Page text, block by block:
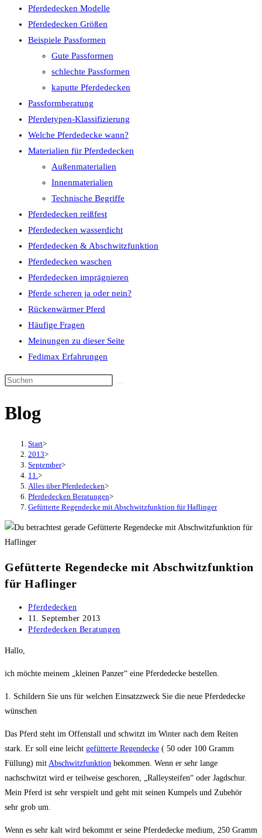
Pferdedecken Modelle
Pferdedecken Größen
Beispiele Passformen
Gute Passformen
schlechte Passformen
kaputte Pferdedecken
Passformberatung
Pferdetypen-Klassifizierung
Welche Pferdedecke wann?
Materialien für Pferdedecken
Außenmaterialien
Innenmaterialien
Technische Begriffe
Pferdedecken reißfest
Pferdedecken wasserdicht
Pferdedecken & Abschwitzfunktion
Pferdedecken waschen
Pferdedecken imprägnieren
Pferde scheren ja oder nein?
Rückenwärmer Pferd
Häufige Fragen
Meinungen zu dieser Seite
Fedimax Erfahrungen
Diese
durchsuchen
Blog
Start>
2013>
September>
11. >
Alles über Pferdedecken>
Pferdedecken Beratungen>
Gefütterte Regendecke mit Abschwitzfunktion für Haflinger
Gefütterte Regendecke mit Abschwitzfunktion
für Haflinger
Beitrags-
Autor:
Pferdedecken
Beitrag
veröffentlicht:
11. September 2013
Beitrags-
Pferdedecken Beratungen
Hallo,
ich möchte meinem „kleinen Panzer“ eine Pferdedecke bestellen.
1. Schildern Sie uns für welchen Einsatzzweck Sie die neue Pferdedecke
wünschen
Das Pferd steht im Offenstall und schwitzt im Winter nach dem Reiten
stark. Er soll eine leicht gefütterte Regendecke ( 50 oder 100 Gramm
Füllung) mit Abschwitzfunktion bekommen. Wenn er sehr lange
nachschwitzt wird er teilweise geschoren, „Ralleysteifen“ oder Jagdschur.
Mein Pferd ist sehr verspielt und geht mit seinen Kumpels und Zubehör
sehr grob um.
Wenn es sehr kalt wird bekommt er seine Pferdedecke medium, 250 Gramm